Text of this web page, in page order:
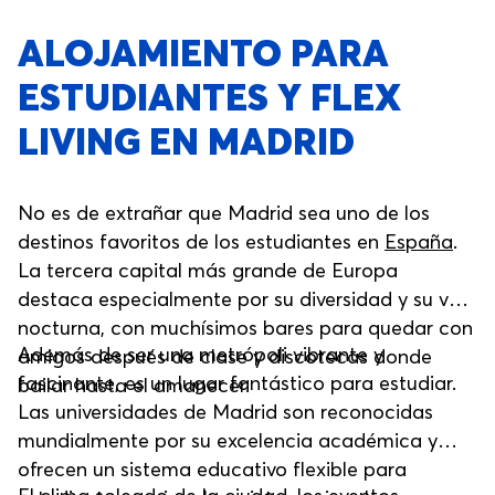
ALOJAMIENTO PARA
ESTUDIANTES Y FLEX
LIVING EN MADRID
No es de extrañar que Madrid sea uno de los
destinos favoritos de los estudiantes en España.
La tercera capital más grande de Europa
destaca especialmente por su diversidad y su vida
nocturna, con muchísimos bares para quedar con
amigos después de clase y discotecas donde
bailar hasta el amanecer.
Además de ser una metrópoli vibrante y
fascinante, es un lugar fantástico para estudiar.
Las universidades de Madrid son reconocidas
mundialmente por su excelencia académica y
ofrecen un sistema educativo flexible para